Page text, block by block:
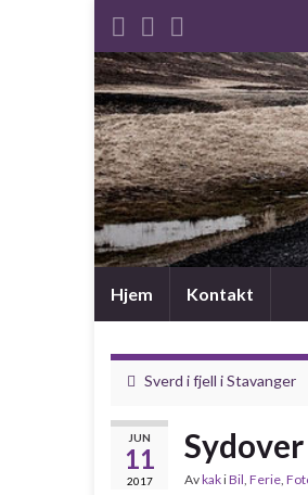
Hjem Kontakt
Sverd i fjell i Stavanger
JUN
11
2017 AvkakiBil, Ferie,